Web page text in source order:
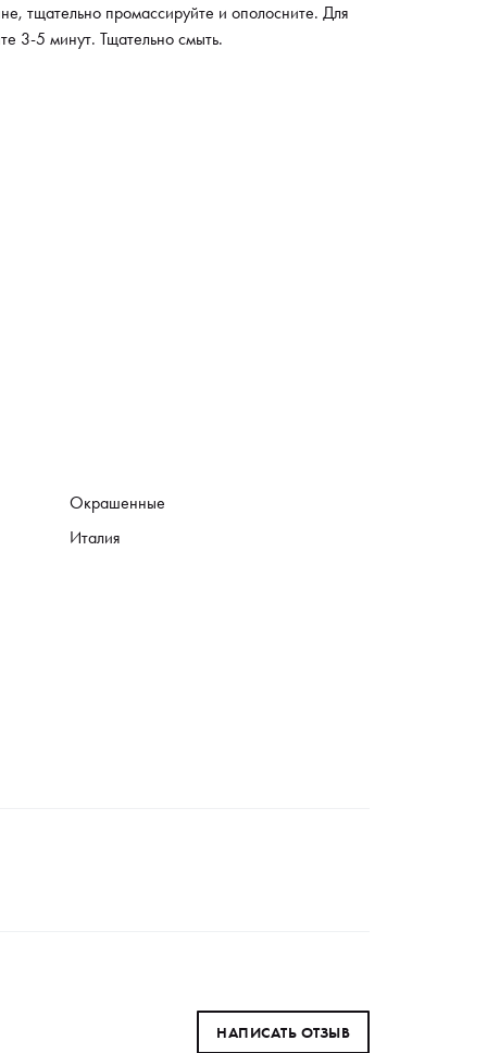
естественный блеск, эластичность,
а их новый оттенок хорошо фиксируется
тщательно промассируйте и ополосните. Для
3-5 минут. Тщательно смыть.
Окрашенные
Италия
НАПИСАТЬ ОТЗЫВ